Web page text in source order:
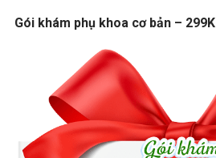
Gói khám phụ khoa cơ bản – 299K